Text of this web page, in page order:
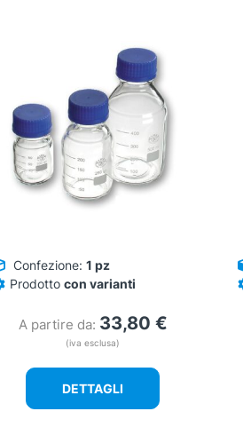
Confezione: 1 pz
Prodotto con varianti
A partire da: 33,80 €
(iva esclusa)
DETTAGLI